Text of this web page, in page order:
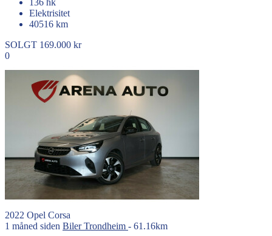
Elektrisitet
40516 km
SOLGT 169.000 kr
0
2022 Opel Corsa
1 måned siden BilerTrondheim - 61.16km